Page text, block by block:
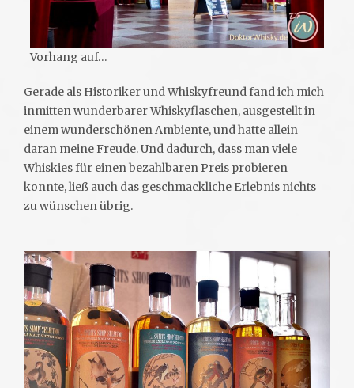
Vorhang auf…
Gerade als Historiker und Whiskyfreund fand ich mich
inmitten wunderbarer Whiskyflaschen, ausgestellt in
einem wunderschönen Ambiente, und hatte allein
daran meine Freude. Und dadurch, dass man viele
Whiskies für einen bezahlbaren Preis probieren
konnte, ließ auch das geschmackliche Erlebnis nichts
zu wünschen übrig.